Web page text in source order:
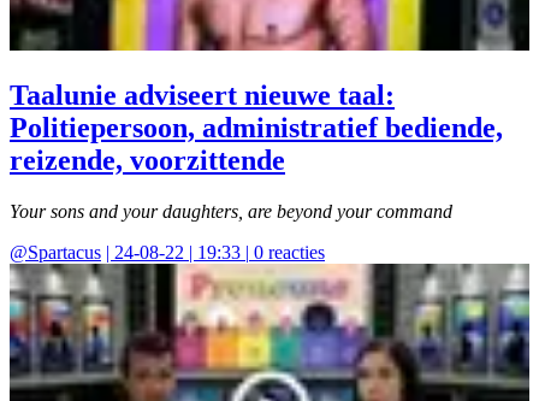
Taalunie adviseert nieuwe taal:
Politiepersoon, administratief bediende,
reizende, voorzittende
Your sons and your daughters, are beyond your command
@Spartacus | 24-08-22 | 19:33 | 0 reacties